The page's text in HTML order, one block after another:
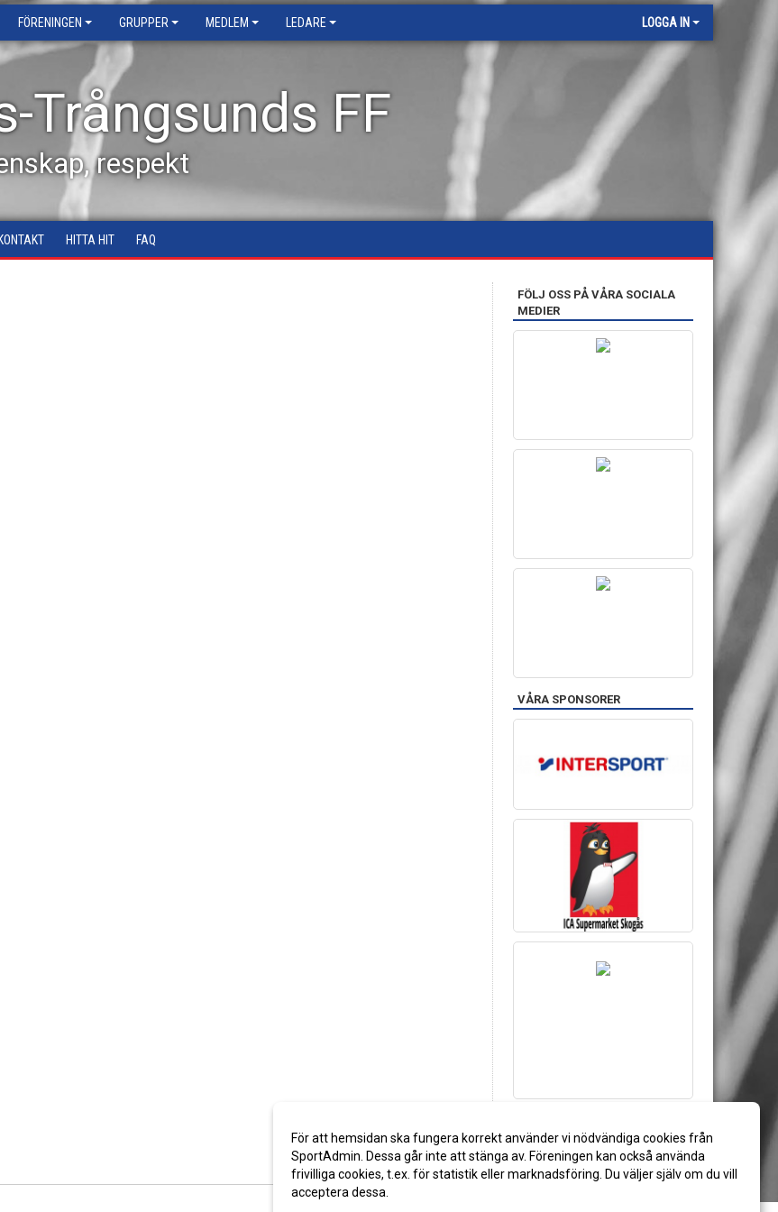
FÖRENINGEN GRUPPER MEDLEM LEDARE LOGGA IN
Trångsunds FF
respekt
KONTAKT HITTA HIT FAQ
FÖLJ OSS PÅ VÅRA SOCIALA
MEDIER
VÅRA SPONSORER
För att hemsidan ska fungera korrekt använder vi nödvändiga cookies från
SportAdmin. Dessa går inte att stänga av. Föreningen kan också använda
frivilliga cookies, t.ex. för statistik eller marknadsföring. Du väljer själv om du vill
acceptera dessa.